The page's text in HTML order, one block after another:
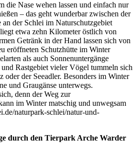
die Nase wehen lassen und einfach nur
– das geht wunderbar zwischen der
der Schlei im Naturschutzgebiet
etwa zehn Kilometer östlich von
Getränk in der Hand lassen sich von
eröffneten Schutzhütte im Winter
als auch Sonnenuntergänge
Rastgebiet vieler Vögel tummeln sich
oder der Seeadler. Besonders im Winter
und Graugänse unterwegs.
denn der Weg zur
im Winter matschig und unwegsam
naturpark-schlei/natur-und-
durch den Tierpark Arche Warder